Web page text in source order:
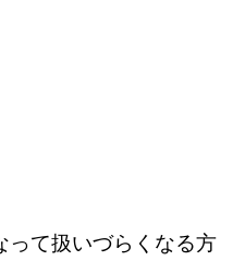
って扱いづらくなる方